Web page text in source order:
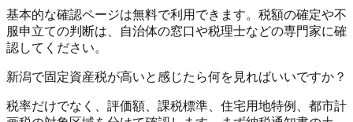
基本的な確認ページは無料で利用できます。税額の確定や不
服申立ての判断は、自治体の窓口や税理士などの専門家に確
認してください。
新潟で固定資産税が高いと感じたら何を見ればいいですか？
税率だけでなく、評価額、課税標準、住宅用地特例、都市計